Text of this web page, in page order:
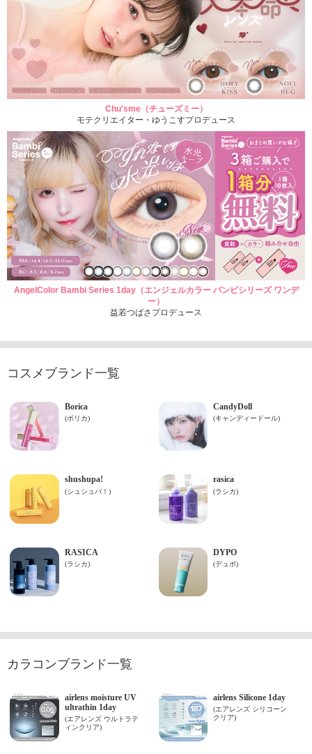
Chu'sme（チューズミー）
モテクリエイター・ゆうこすプロデュース
AngelColor Bambi Series 1day（エンジェルカラー バンビシリーズ ワンデ
ー）
益若つばさプロデュース
コスメブランド一覧
カラコンブランド一覧